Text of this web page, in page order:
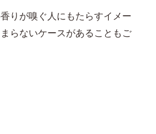
りが嗅ぐ人にもたらすイメー
らないケースがあることもご